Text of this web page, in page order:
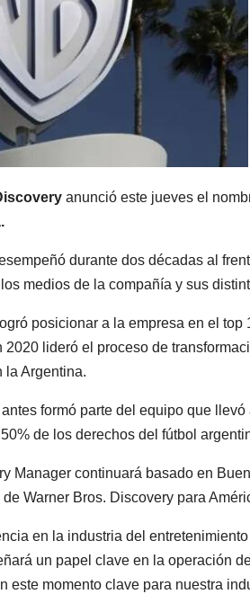
anunció este jueves el
durante dos décadas al
medios de la compañía y sus
posicionar a la empresa en el
2020 lideró el proceso de
la Argentina.
formó parte del equipo que
de los derechos del fútbol
Manager continuará basado en
Warner Bros. Discovery para
en la industria del
un papel clave en la operación
este momento clave para nuestra